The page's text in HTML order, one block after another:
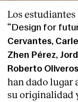
Los
“ Design for
Cervantes,
Zhen Pérez,
Roberto Oliveros
han dado lugar
su originalidad